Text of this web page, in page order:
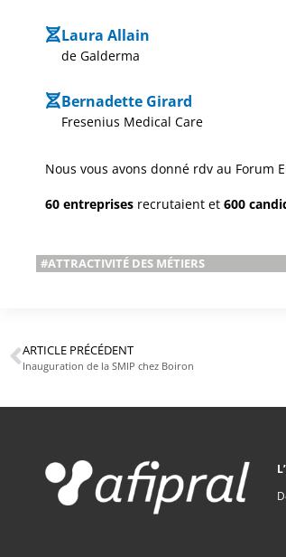
Laura Allain
de Galderma
Bernadette Girard
Fresenius Medical Care
Nous vous avons donné rdv au Forum
60 entreprises recrutaient et 600
#ATTRACTIVITÉ DES MÉTIERS
ARTICLE PRÉCÉDENT
Inauguration de la SMIP chez Boiron